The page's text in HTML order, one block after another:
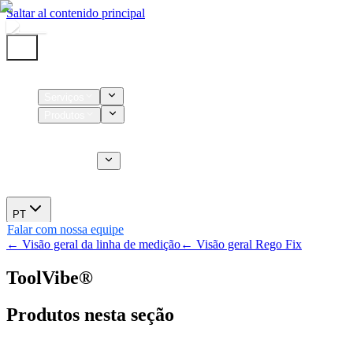
Saltar al contenido principal
PT
Falar com nossa equipe
← Visão geral da linha de medição← Visão geral Rego Fix
ToolVibe®
Produtos nesta seção